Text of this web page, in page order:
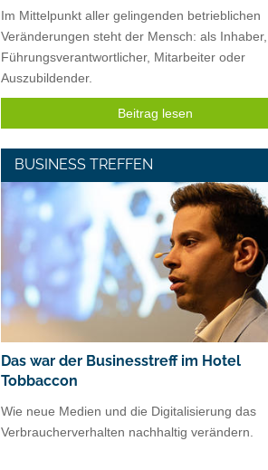
Im Mittelpunkt aller gelingenden betrieblichen
Veränderungen steht der Mensch: als Inhaber,
Führungsverantwortlicher, Mitarbeiter oder
Auszubildender.
Beitrag lesen
BUSINESS TREFFEN
Das war der Businesstreff im Hotel
Tobbaccon
Wie neue Medien und die Digitalisierung das
Verbraucherverhalten nachhaltig verändern.